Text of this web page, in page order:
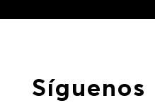
Síguenos